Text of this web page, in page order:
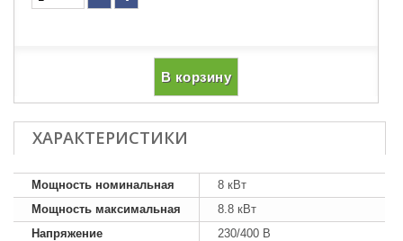
В корзину
ХАРАКТЕРИСТИКИ
Мощность номинальная
8 кВт
Мощность максимальная
8.8 кВт
Напряжение
230/400 В